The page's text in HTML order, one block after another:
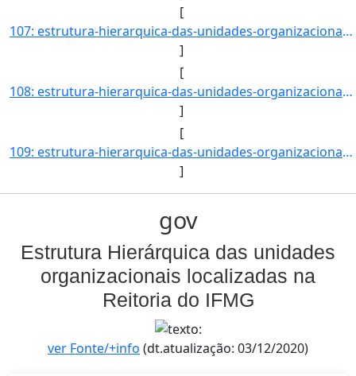
[
107: estrutura-hierarquica-das-unidades-organizacionais-localizadas-na-reitoria-do-ifmg-Diretoria_de_Admi]
]
[
108: estrutura-hierarquica-das-unidades-organizacionais-localizadas-na-reitoria-do-ifmg-Coordenadoria_de_]
]
[
109: estrutura-hierarquica-das-unidades-organizacionais-localizadas-na-reitoria-do-ifmg-Coordenadoria_de_]
]
gov
Estrutura Hierárquica das unidades
organizacionais localizadas na
Reitoria do IFMG
ver Fonte/+info (dt.atualização: 03/12/2020)